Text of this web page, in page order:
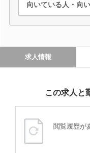
向いている人・向
求人情報
この求人と
閲覧履歴が